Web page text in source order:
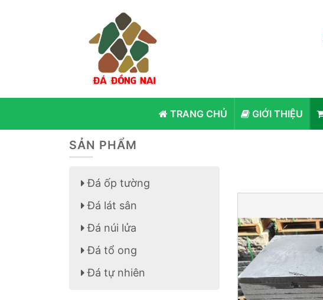
TRANG CHỦ GIỚI THIỆU
SẢN PHẨM
Đá ốp tường
Đá lát sân
Đá núi lửa
Đá tổ ong
Đá tự nhiên